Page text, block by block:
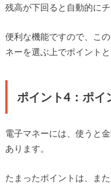
残高が下回ると自動的に
便利な機能ですので、こ
ネーを選ぶ上でポイント
ポイント4：ポイ
電子マネーには、使うと
あります。
たまったポイントは、ま